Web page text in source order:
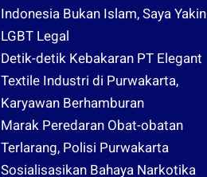
Indonesia Bukan Islam, Saya Yakin
LGBT Legal
Detik-detik Kebakaran PT Elegant
Textile Industri di Purwakarta,
Karyawan Berhamburan
Marak Peredaran Obat-obatan
Terlarang, Polisi Purwakarta
Sosialisasikan Bahaya Narkotika